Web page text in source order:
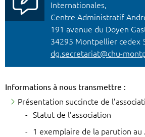
Internationales,
Centre Administratif
191 avenue du Doyen
34295 Montpellier cedex
dg.secretariat@chu-
Informations à nous transmettre :
Présentation succincte de
Statut de l’association
1 exemplaire de la parution au